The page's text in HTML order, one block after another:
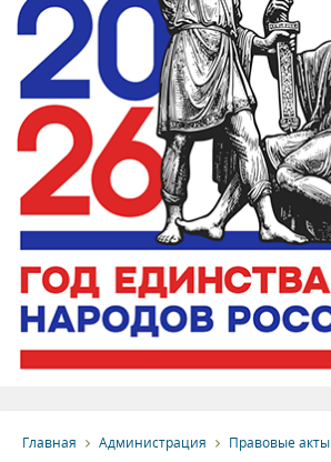
Главная Администрация Правовые акты